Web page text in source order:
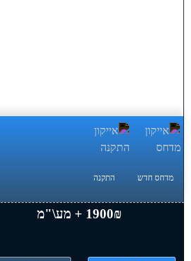
מדחס חדש התקנה
1900₪ + מע\"מ